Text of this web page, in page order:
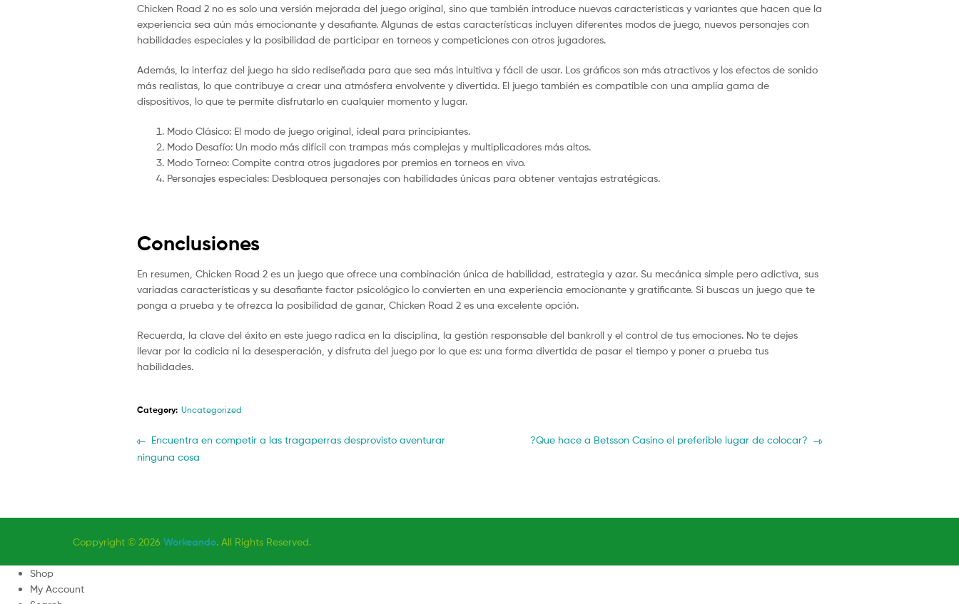
Chicken Road 2 no es solo una versión mejorada del juego original, sino que también introduce nuevas características y variantes que hacen que la
experiencia sea aún más emocionante y desafiante. Algunas de estas características incluyen diferentes modos de juego, nuevos personajes con
habilidades especiales y la posibilidad de participar en torneos y competiciones con otros jugadores.
Además, la interfaz del juego ha sido rediseñada para que sea más intuitiva y fácil de usar. Los gráficos son más atractivos y los efectos de sonido
más realistas, lo que contribuye a crear una atmósfera envolvente y divertida. El juego también es compatible con una amplia gama de
dispositivos, lo que te permite disfrutarlo en cualquier momento y lugar.
Modo Clásico: El modo de juego original, ideal para principiantes.
Modo Desafío: Un modo más difícil con trampas más complejas y multiplicadores más altos.
Modo Torneo: Compite contra otros jugadores por premios en torneos en vivo.
Personajes especiales: Desbloquea personajes con habilidades únicas para obtener ventajas estratégicas.
Conclusiones
En resumen, Chicken Road 2 es un juego que ofrece una combinación única de habilidad, estrategia y azar. Su mecánica simple pero adictiva, sus
variadas características y su desafiante factor psicológico lo convierten en una experiencia emocionante y gratificante. Si buscas un juego que te
ponga a prueba y te ofrezca la posibilidad de ganar, Chicken Road 2 es una excelente opción.
Recuerda, la clave del éxito en este juego radica en la disciplina, la gestión responsable del bankroll y el control de tus emociones. No te dejes
llevar por la codicia ni la desesperación, y disfruta del juego por lo que es: una forma divertida de pasar el tiempo y poner a prueba tus
habilidades.
Category: Uncategorized
Post
navigation
Previous
post:
Encuentra en competir a las tragaperras desprovisto aventurar
ninguna cosa
Next
?Que hace a Betsson Casino el preferible lugar de colocar?
Coppyright © 2026 Workeando. All Rights Reserved.
Shop
My Account